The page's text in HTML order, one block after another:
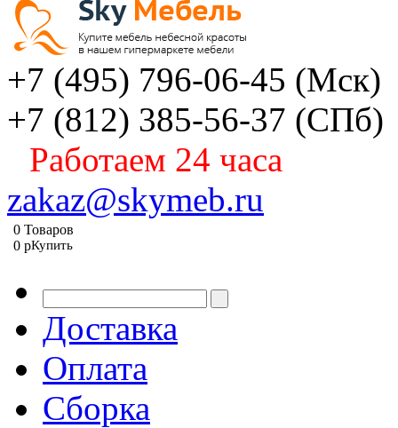
+7 (495) 796-06-45 (Мск)
+7 (812) 385-56-37 (СПб)
Работаем 24 часа
zakaz@skymeb.ru
0 Товаров
0 pКупить
Доставка
Оплата
Сборка